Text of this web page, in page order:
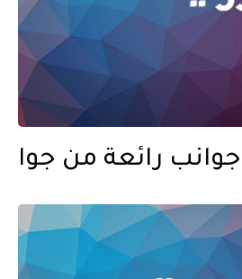
رائعة من جوا